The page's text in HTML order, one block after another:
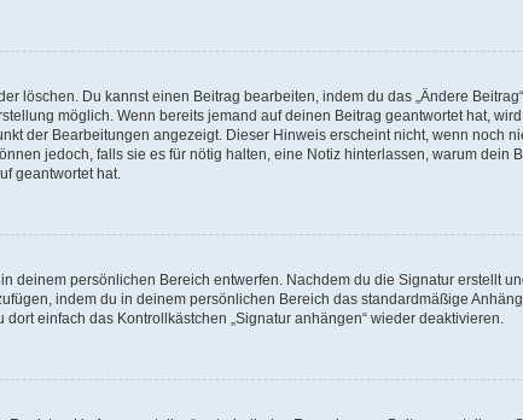
löschen. Du kannst einen Beitrag bearbeiten, indem du das „Ändere
möglich. Wenn bereits jemand auf deinen Beitrag geantwortet hat,
der Bearbeitungen angezeigt. Dieser Hinweis erscheint nicht, wenn noch
jedoch, falls sie es für nötig halten, eine Notiz hinterlassen, warum dein
geantwortet hat.
persönlichen Bereich entwerfen. Nachdem du die Signatur erstellt
indem du in deinem persönlichen Bereich das standardmäßige
einfach das Kontrollkästchen „Signatur anhängen“ wieder deaktivieren.